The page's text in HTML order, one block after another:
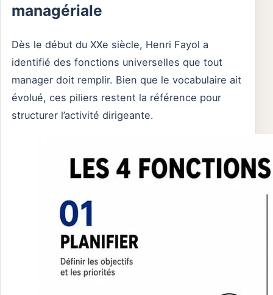
managériale
Dès le début du XXe siècle, Henri Fayol a
identifié des fonctions universelles que tout
manager doit remplir. Bien que le vocabulaire ait
évolué, ces piliers restent la référence pour
structurer l’activité dirigeante.